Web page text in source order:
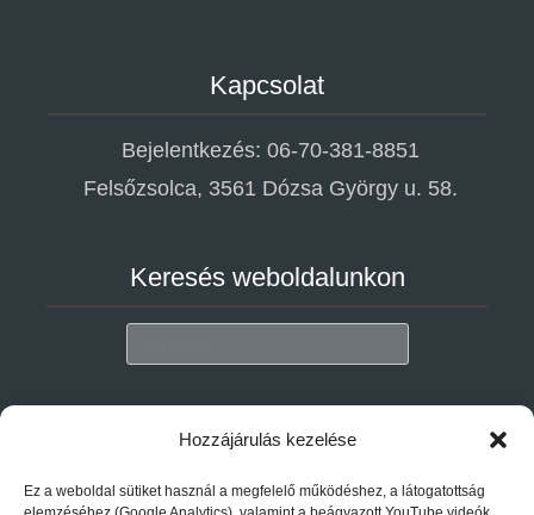
Hozzájárulás kezelése
Ez a weboldal sütiket használ a megfelelő működéshez, a látogatottság
Kapcsolat
Bejelentkezés: 06-70-381-8851
Felsőzsolca, 3561 Dózsa György u. 58.
Keresés weboldalunkon
Adatvédelem
Adatkezelési tájékoztató megtekintése